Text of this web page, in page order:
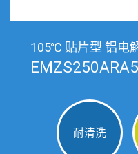
105℃ 贴片型 铝电
耐清洗